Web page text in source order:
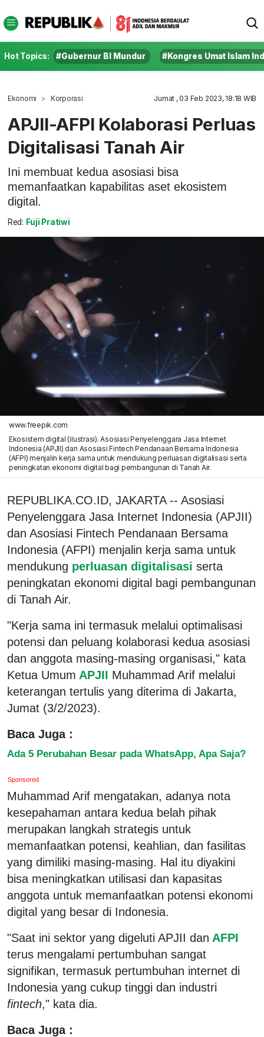
Hot Topics: #Gubernur BI Mundur #Kongres Umat Islam
Ekonomi Korporasi Jumat , 03 Feb 2023, 18:18 WIB
APJII-AFPI Kolaborasi Perluas
Digitalisasi Tanah Air
Ini membuat kedua asosiasi bisa
memanfaatkan kapabilitas aset ekosistem
digital.
Red: Fuji Pratiwi
www.freepik.com
Ekosistem digital (ilustrasi). Asosiasi Penyelenggara Jasa Internet
Indonesia (APJII) dan Asosiasi Fintech Pendanaan Bersama Indonesia
(AFPI) menjalin kerja sama untuk mendukung perluasan digitalisasi serta
peningkatan ekonomi digital bagi pembangunan di Tanah Air.
REPUBLIKA.CO.ID, JAKARTA -- Asosiasi
Penyelenggara Jasa Internet Indonesia (APJII)
dan Asosiasi Fintech Pendanaan Bersama
Indonesia (AFPI) menjalin kerja sama untuk
mendukung perluasan digitalisasi serta
peningkatan ekonomi digital bagi pembangunan
di Tanah Air.
"Kerja sama ini termasuk melalui optimalisasi
potensi dan peluang kolaborasi kedua asosiasi
dan anggota masing-masing organisasi," kata
Ketua Umum APJII Muhammad Arif melalui
keterangan tertulis yang diterima di Jakarta,
Jumat (3/2/2023).
Baca Juga :
Ada 5 Perubahan Besar pada WhatsApp, Apa Saja?
Sponsored
Muhammad Arif mengatakan, adanya nota
kesepahaman antara kedua belah pihak
merupakan langkah strategis untuk
memanfaatkan potensi, keahlian, dan fasilitas
yang dimiliki masing-masing. Hal itu diyakini
bisa meningkatkan utilisasi dan kapasitas
anggota untuk memanfaatkan potensi ekonomi
digital yang besar di Indonesia.
"Saat ini sektor yang digeluti APJII dan AFPI
terus mengalami pertumbuhan sangat
signifikan, termasuk pertumbuhan internet di
Indonesia yang cukup tinggi dan industri
fintech," kata dia.
Baca Juga :